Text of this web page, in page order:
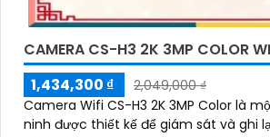
CAMERA CS-H3 2K 3MP COLOR
1,434,300 ₫
2,049,000 ₫
Camera Wifi CS-H3 2K 3MP Color là
ninh được thiết kế để giám sát và ghi